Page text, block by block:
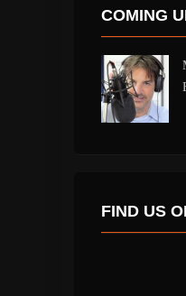
COMING
FIND US